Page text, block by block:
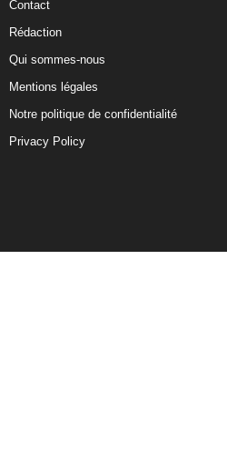
Contact
Rédaction
Qui sommes-nous
Mentions légales
Notre politique de confidentialité
Privacy Policy